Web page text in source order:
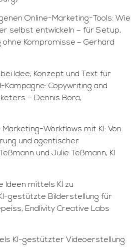
Online-Marketing-Tools: Wie
selbst entwickeln – für Setup,
ohne Kompromisse – Gerhard
Idee, Konzept und Text für
Copywriting and
– Dennis Bora,
Workflows mit KI: Von
und agentischer
und Julie Teßmann, KI
Ideen mittels KI zu
gestützte Bilderstellung für
Endlivity Creative Labs
KI-gestützter Videoerstellung